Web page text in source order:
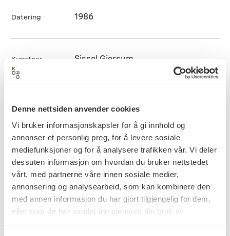
Denne nettsiden anvender cookies
Vi bruker informasjonskapsler for å gi innhold og
annonser et personlig preg, for å levere sosiale
mediefunksjoner og for å analysere trafikken vår. Vi deler
dessuten informasjon om hvordan du bruker nettstedet
vårt, med partnerne våre innen sosiale medier,
annonsering og analysearbeid, som kan kombinere den
med annen informasjon du har gjort tilgjengelig for dem,
eller som de har samlet inn gjennom din bruk av
Datering 1986
Kunstner Sissel Gjersum
Teknikk og
materiale
–
Dybde: 0cm
Diameter: 0cm